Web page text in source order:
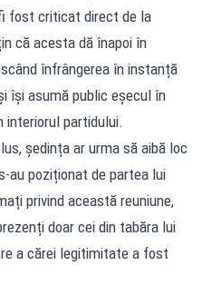
fost criticat direct de la
că acesta dă înapoi în
înfrângerea în instanță
își asumă public eșecul în
partidului.
ședința ar urma să aibă loc
au poziționat de partea lui
privind această reuniune,
doar cei din tabăra lui
a cărei legitimitate a fost